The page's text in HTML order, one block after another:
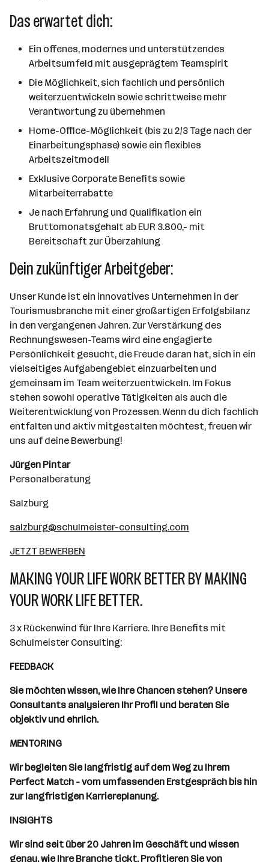
Das erwartet dich:
Ein offenes, modernes und unterstützendes
Arbeitsumfeld mit ausgeprägtem Teamspirit
Die Möglichkeit, sich fachlich und persönlich
weiterzuentwickeln sowie schrittweise mehr
Verantwortung zu übernehmen
Home-Office-Möglichkeit (bis zu 2/3 Tage nach der
Einarbeitungsphase) sowie ein flexibles
Arbeitszeitmodell
Exklusive Corporate Benefits sowie
Mitarbeiterrabatte
Je nach Erfahrung und Qualifikation ein
Bruttomonatsgehalt ab EUR 3.800,- mit
Bereitschaft zur Überzahlung
Dein zukünftiger Arbeitgeber:
Unser Kunde ist ein innovatives Unternehmen in der
Tourismusbranche mit einer großartigen Erfolgsbilanz
in den vergangenen Jahren. Zur Verstärkung des
Rechnungswesen-Teams wird eine engagierte
Persönlichkeit gesucht, die Freude daran hat, sich in ein
vielseitiges Aufgabengebiet einzuarbeiten und
gemeinsam im Team weiterzuentwickeln. Im Fokus
stehen sowohl operative Tätigkeiten als auch die
Weiterentwicklung von Prozessen. Wenn du dich fachlich
entfalten und aktiv mitgestalten möchtest, freuen wir
uns auf deine Bewerbung!
Jürgen Pintar
Personalberatung
Salzburg
salzburg@schulmeister-consulting.com
JETZT BEWERBEN
MAKING YOUR LIFE WORK BETTER BY MAKING
YOUR WORK LIFE BETTER.
3 x Rückenwind für Ihre Karriere. Ihre Benefits mit
Schulmeister Consulting:
FEEDBACK
Sie möchten wissen, wie Ihre Chancen stehen? Unsere
Consultants analysieren Ihr Profil und beraten Sie
objektiv und ehrlich.
MENTORING
Wir begleiten Sie langfristig auf dem Weg zu Ihrem
Perfect Match - vom umfassenden Erstgespräch bis hin
zur langfristigen Karriereplanung.
INSIGHTS
Wir sind seit über 20 Jahren im Geschäft und wissen
genau, wie Ihre Branche tickt. Profitieren Sie von